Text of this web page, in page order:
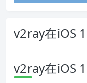
v2ray在iOS
v2ray在iOS